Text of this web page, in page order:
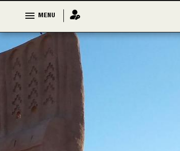
MENU
MENU